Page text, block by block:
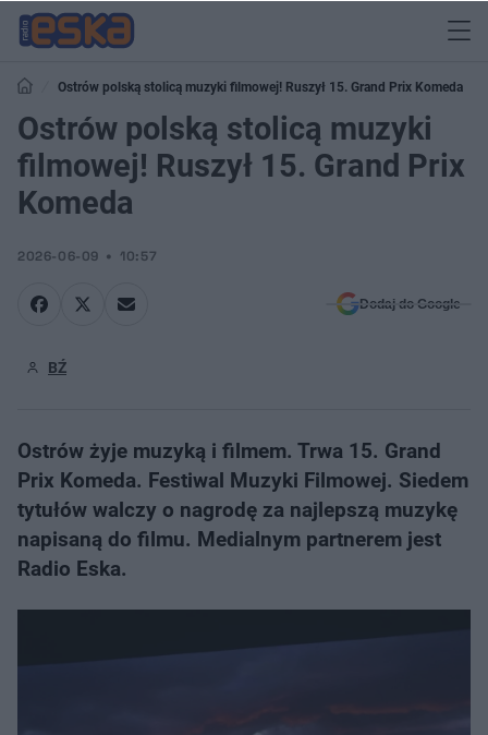
Ostrów polską stolicą muzyki filmowej! Ruszył 15. Grand Prix Komeda
Ostrów polską stolicą muzyki
filmowej! Ruszył 15. Grand Prix
Komeda
2026-06-09 10:57
Dodaj do Google
BŹ
Ostrów żyje muzyką i filmem. Trwa 15. Grand
Prix Komeda. Festiwal Muzyki Filmowej. Siedem
tytułów walczy o nagrodę za najlepszą muzykę
napisaną do filmu. Medialnym partnerem jest
Radio Eska.